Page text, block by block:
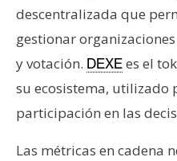
descentralizada que
gestionar
y votación. DEXEes el
su ecosistema, utilizado
participación en las
Las métricas en cadena